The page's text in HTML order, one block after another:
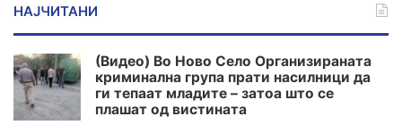
НАЈЧИТАНИ
(Видео) Во Ново Село Организираната
криминална група прати насилници да
ги тепаат младите – затоа што се
плашат од вистината